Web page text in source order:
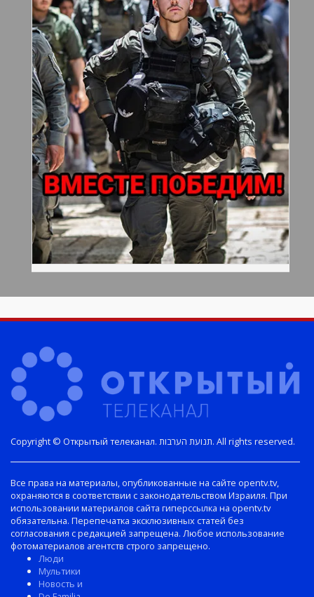
Copyright © Открытый телеканал. תנועת הערבות. All rights reserved.
Все права на материалы, опубликованные на сайте opentv.tv,
охраняются в соответствии с законодательством Израиля. При
использовании материалов сайта гиперссылка на opentv.tv
обязательна. Перепечатка эксклюзивных статей без
согласования с редакцией запрещена. Любое использование
фотоматериалов агентств строго запрещено.
Люди
Мультики
Новость и